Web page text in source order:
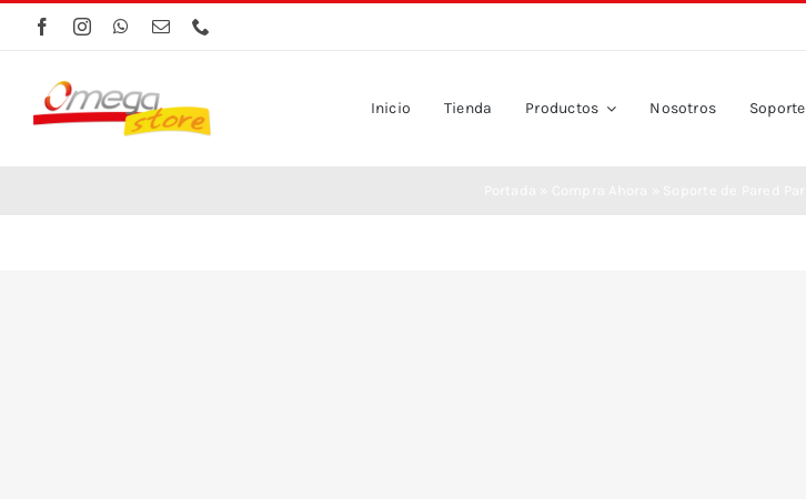
Saltar
contenido
Inicio Tienda Productos Nosotros Soporte